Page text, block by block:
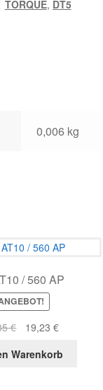
TORQUE, DT5
0,006 kg
/ 560 AP
€
Ursprünglicher
war:
19,23€Aktueller
ist:
Warenkorb